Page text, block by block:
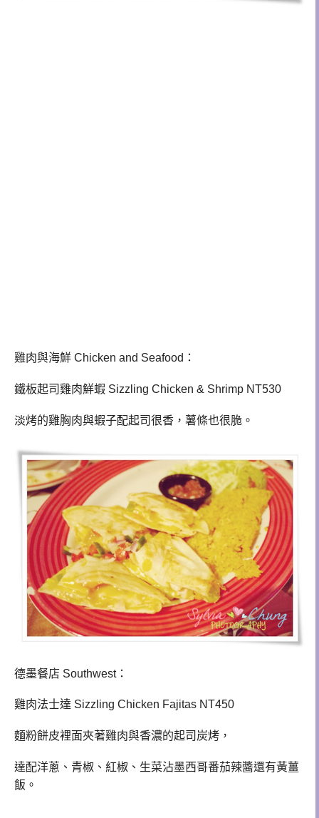
雞肉與海鮮 Chicken and Seafood：
鐵板起司雞肉鮮蝦 Sizzling Chicken & Shrimp NT530
淡烤的雞胸肉與蝦子配起司很香，薯條也很脆。
德墨餐店 Southwest：
雞肉法士達 Sizzling Chicken Fajitas NT450
麵粉餅皮裡面夾著雞肉與香濃的起司炭烤，
達配洋蔥、青椒、紅椒、生菜沾墨西哥番茄辣醬還有黃薑
飯。